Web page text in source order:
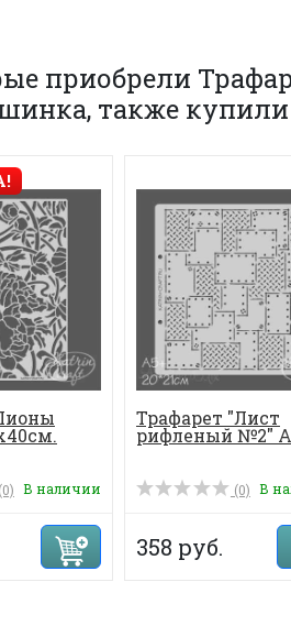
приобрели
также купили
(0) В наличии
Трафарет "Лист
рифленый №2"
(0) В
358 руб.